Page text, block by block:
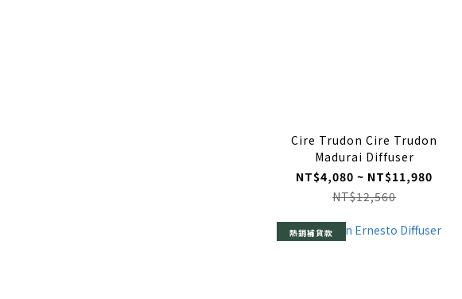
Cire Trudon Cire Trudon
Madurai Diffuser
NT$4,080 ~ NT$11,980
NT$12,560
熱銷補貨款